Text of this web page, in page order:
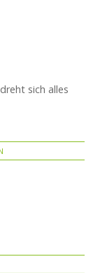
sich alles